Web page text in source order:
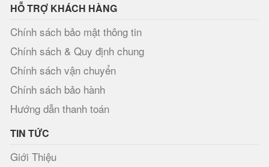
HỖ TRỢ KHÁCH HÀNG
Chính sách bảo mật thông tin
Chính sách & Quy định chung
Chính sách vận chuyển
Chính sách bảo hành
Hướng dẫn thanh toán
TIN TỨC
Giới Thiệu